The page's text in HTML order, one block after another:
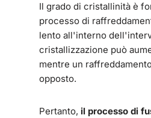
Il grado di cristallinità è
processo di
lento all'interno
cristallizzazione può
mentre un
opposto.
Pertanto, il processo di